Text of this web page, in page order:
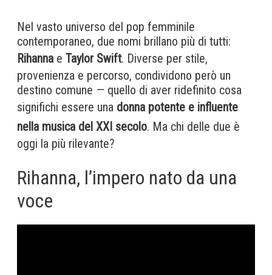
Nel vasto universo del pop femminile
contemporaneo, due nomi brillano più di tutti:
Rihanna e Taylor Swift. Diverse per stile,
provenienza e percorso, condividono però un
destino comune — quello di aver ridefinito cosa
significhi essere una donna potente e influente
nella musica del XXI secolo. Ma chi delle due è
oggi la più rilevante?
Rihanna, l’impero nato da una
voce